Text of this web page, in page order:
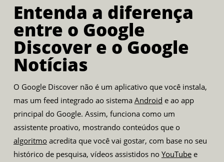
Entenda a diferença
entre o Google
Discover e o Google
Notícias
O Google Discover não é um aplicativo que você instala,
mas um feed integrado ao sistema Android e ao app
principal do Google. Assim, funciona como um
assistente proativo, mostrando conteúdos que o
algoritmoacredita que você vai gostar, com base no seu
histórico de pesquisa, vídeos assistidos no YouTubee